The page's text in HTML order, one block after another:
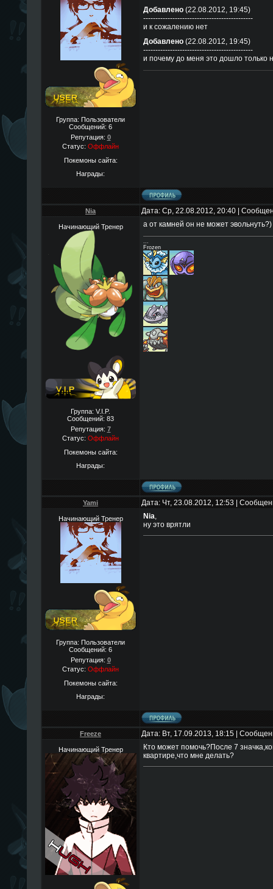
Группа: Пользователи
Сообщений: 6
Репутация: 0
Статус: Оффлайн
Покемоны сайта:
Награды:
Добавлено(22.08.2012, 19:45)
---------------------------------------------
и к сожалению нет
Добавлено(22.08.2012, 19:45)
---------------------------------------------
и почему до меня это дошло только
Nia Дата: Ср, 22.08.2012, 20:40 |
Начинающий Тренер
Группа: V.I.P.
Сообщений: 83
Репутация: 7
Статус: Оффлайн
Покемоны сайта:
Награды:
а от камней он не может эвольнуть?)
...
Frozen
Yami Дата: Чт, 23.08.2012, 12:53 |
Начинающий Тренер
Группа: Пользователи
Сообщений: 6
Репутация: 0
Статус: Оффлайн
Покемоны сайта:
Награды:
Nia,
ну это врятли
Freeze Дата: Вт, 17.09.2013, 18:15 |
Начинающий Тренер
Кто может помочь?После 7
квартире,что мне делать?